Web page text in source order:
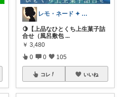
レモ・ネード ✦ セレクト 🍋
🍋【上品なひとくち上生菓子詰
合せ（風呂敷包 ...
￥ 3,480
0 0 105
コレ いいね